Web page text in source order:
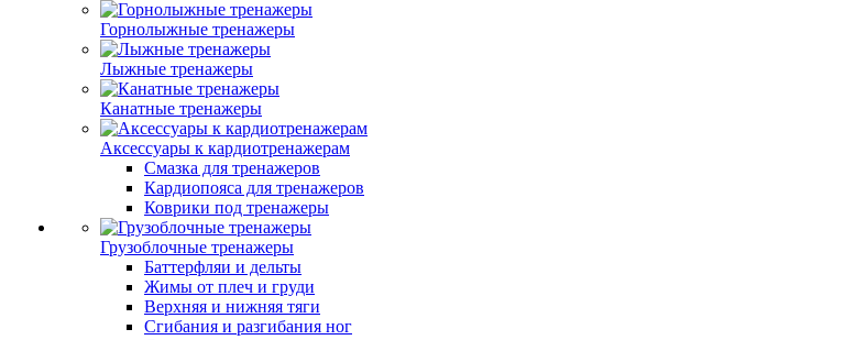
Горнолыжные тренажеры
Лыжные тренажеры
Канатные тренажеры
Аксессуары к кардиотренажерам
Смазка для тренажеров
Кардиопояса для тренажеров
Коврики под тренажеры
Грузоблочные тренажеры
Баттерфляи и дельты
Жимы от плеч и груди
Верхняя и нижняя тяги
Сгибания и разгибания ног